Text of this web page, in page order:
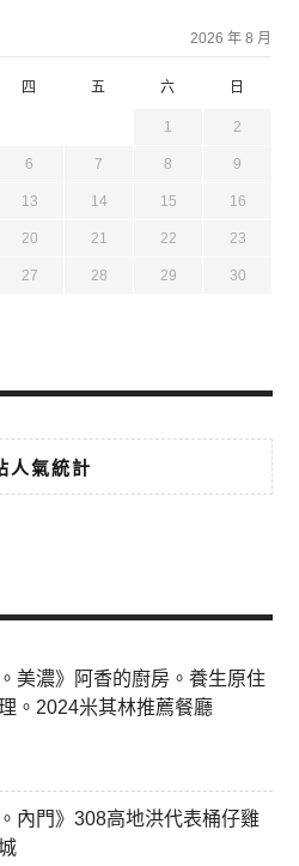
2026 年 8 月
四 五 六 日
1 2
6 7 8 9
13 14 15 16
20 21 22 23
27 28 29 30
人氣統計
美濃》阿香的廚房。養生原住
。2024米其林推薦餐廳
內門》308高地洪代表桶仔雞